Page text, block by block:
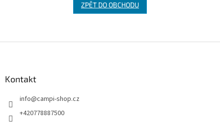
ZPĚT DO OBCHODU
Kontakt
info@campi-shop.cz
+420778887500